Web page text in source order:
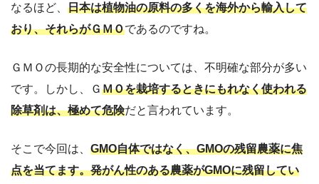
なるほど、 日本は植物油の原料の多くを海外から輸入して
おり、それらがＧＭＯであるのですね。
ＧＭＯの長期的な安全性については、不明確な部分が多い
です。しかし、ＧＭＯを栽培するときにもれなく使われる
除草剤は、極めて危険だと言われています。
そこで今回は、 GMO自体ではなく、GMOの残留農薬に焦
点を当てます。発がん性のある農薬がGMOに残留してい